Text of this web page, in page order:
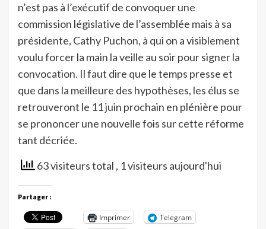
n’est pas à l’exécutif de convoquer une
commission législative de l’assemblée mais à sa
présidente, Cathy Puchon, à qui on a visiblement
voulu forcer la main la veille au soir pour signer la
convocation. Il faut dire que le temps presse et
que dans la meilleure des hypothèses, les élus se
retrouveront le 11 juin prochain en plénière pour
se prononcer une nouvelle fois sur cette réforme
tant décriée.
63 visiteurs total , 1 visiteurs aujourd'hui
Partager :
Imprimer
Telegram